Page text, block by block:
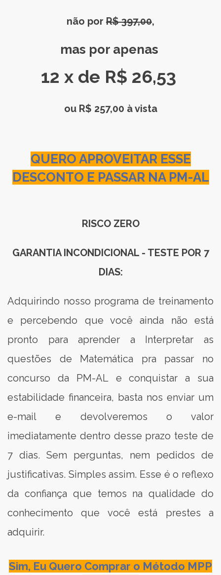
não por R$ 397,00,
mas por apenas
12 x de R$ 26,53
ou R$ 257,00 à vista
QUERO APROVEITAR ESSE
DESCONTO E PASSAR NA PM-AL
RISCO ZERO
GARANTIA INCONDICIONAL - TESTE POR 7
DIAS:
Adquirindo nosso programa de treinamento
e percebendo que você ainda não está
pronto para aprender a Interpretar as
questões de Matemática pra passar no
concurso da PM-AL e conquistar a sua
estabilidade financeira, basta nos enviar um
e-mail e devolveremos o valor
imediatamente dentro desse prazo teste de
7 dias. Sem perguntas, nem pedidos de
justificativas. Simples assim. Esse é o reflexo
da confiança que temos na qualidade do
conhecimento que você está prestes a
adquirir.
Sim, Eu Quero Comprar o Método MPP